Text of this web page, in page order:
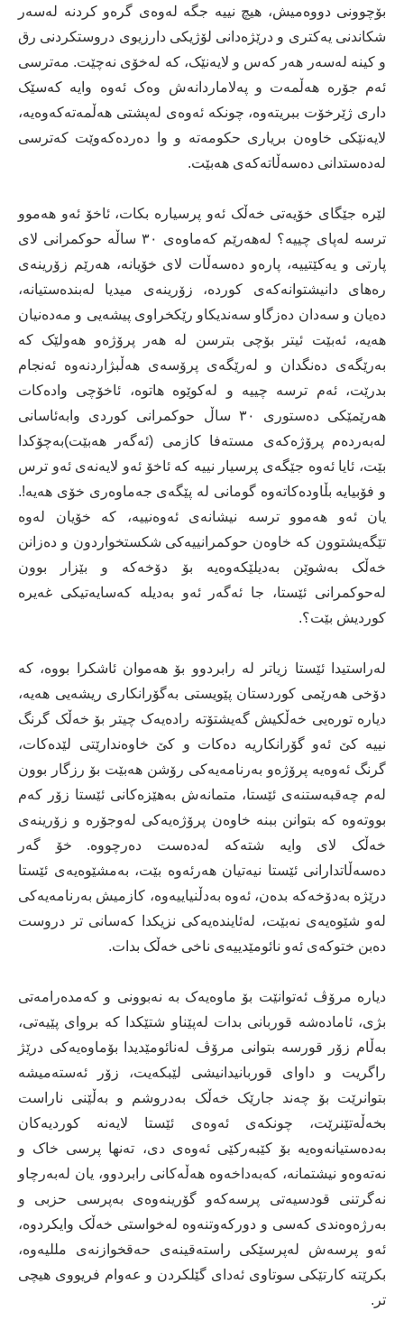
بۆچوونى دووەمیش، هیچ نییە جگە لەوەى گرەو کردنە لەسەر
شکاندنى یەکترى و درێژەدانى لۆژیکى دارزیوى دروستکردنى رق
و کینە لەسەر هەر کەس و لایەنێک، کە لەخۆى نەچێت. مەترسى
ئەم جۆرە هەڵمەت و پەلاماردانەش وەک ئەوە وایە کەسێک
دارى ژێرخۆت ببریتەوە، چونکە ئەوەى لەپشتى هەڵمەتەکەوەیە،
لایەنێکى خاوەن بریارى حکومەتە و وا دەردەکەوێت کەترسى
لەدەستدانى دەسەڵاتەکەى هەبێت.
لێرە جێگاى خۆیەتى خەڵک ئەو پرسیارە بکات، ئاخۆ ئەو هەموو
ترسە لەپاى چییە؟ لەهەرێم کەماوەى ٣٠ ساڵە حوکمرانى لاى
پارتى و یەکێتییە، پارەو دەسەڵات لاى خۆیانە، هەرێم زۆرینەى
رەهاى دانیشتوانەکەى کوردە، زۆرینەى میدیا لەبندەستیانە،
دەیان و سەدان دەزگاو سەندیکاو رێکخراوى پیشەیى و مەدەنیان
هەیە، ئەبێت ئیتر بۆچى بترسن لە هەر پرۆژەو هەولێک کە
بەرێگەى دەنگدان و لەرێگەى پرۆسەى هەڵبژاردنەوە ئەنجام
بدرێت، ئەم ترسە چییە و لەکوێوە هاتوە، ئاخۆچى وادەکات
هەرێمێکى دەستورى ٣٠ ساڵ حوکمرانى کوردى وابەئاسانى
لەبەردەم پرۆژەکەى مستەفا کازمى (ئەگەر هەبێت)بەچۆکدا
بێت، ئایا ئەوە جێگەى پرسیار نییە کە ئاخۆ ئەو لایەنەى ئەو ترس
و فۆبیایە بڵاودەکاتەوە گومانى لە پێگەى جەماوەرى خۆى هەیە!.
یان ئەو هەموو ترسە نیشانەى ئەوەنییە، کە خۆیان لەوە
تێگەیشتوون کە خاوەن حوکمرانییەکى شکستخواردون و دەزانن
خەڵک بەشوێن بەدیلێکەوەیە بۆ دۆخەکە و بێزار بوون
لەحوکمرانى ئێستا، جا ئەگەر ئەو بەدیلە کەسایەتیکى غەیرە
کوردیش بێت؟.
لەراستیدا ئێستا زیاتر لە رابردوو بۆ هەموان ئاشکرا بووە، کە
دۆخى هەرێمى کوردستان پێویستى بەگۆرانکارى ریشەیى هەیە،
دیارە تورەیى خەڵکیش گەیشتۆتە رادەیەک چیتر بۆ خەڵک گرنگ
نییە کێ ئەو گۆرانکاریە دەکات و کێ خاوەندارێتى لێدەکات،
گرنگ ئەوەیە پرۆژەو بەرنامەیەکى رۆشن هەبێت بۆ رزگار بوون
لەم چەقبەستنەى ئێستا، متمانەش بەهێزەکانى ئێستا زۆر کەم
بووتەوە کە بتوانن ببنە خاوەن پرۆژەیەکى لەوجۆرە و زۆرینەى
خەڵک لاى وایە شتەکە لەدەست دەرچووە. خۆ گەر
دەسەڵاتدارانى ئێستا نیەتیان هەرئەوە بێت، بەمشێوەیەى ئێستا
درێژە بەدۆخەکە بدەن، ئەوە بەدڵنیاییەوە، کازمیش بەرنامەیەکى
لەو شێوەیەى نەبێت، لەئایندەیەکى نزیکدا کەسانى تر دروست
دەبن ختوکەى ئەو نائومێدییەى ناخى خەڵک بدات.
دیارە مرۆڤ ئەتوانێت بۆ ماوەیەک بە نەبوونى و کەمدەرامەتى
بژى، ئامادەشە قوربانى بدات لەپێناو شتێکدا کە برواى پێیەتى،
بەڵام زۆر قورسە بتوانى مرۆڤ لەنائومێدیدا بۆماوەیەکى درێژ
راگریت و داواى قوربانیدانیشى لێبکەیت، زۆر ئەستەمیشە
بتوانرێت بۆ چەند جارێک خەڵک بەدروشم و بەڵێنى ناراست
بخەڵەتێنرێت، چونکەى ئەوەى ئێستا لایەنە کوردیەکان
بەدەستیانەوەیە بۆ کێبەرکێى ئەوەى دى، تەنها پرسى خاک و
نەتەوەو نیشتمانە، کەبەداخەوە هەڵەکانى رابردوو، یان لەبەرچاو
نەگرتنى قودسیەتى پرسەکەو گۆرینەوەى بەپرسى حزبى و
بەرژەوەندى کەسى و دورکەوتنەوە لەخواستى خەڵک وایکردوە،
ئەو پرسەش لەپرسێکى راستەقینەى حەقخوازنەى مللیەوە،
بکرێتە کارتێکى سوتاوى ئەدای گێلکردن و عەوام فریووى هیچى
تر.